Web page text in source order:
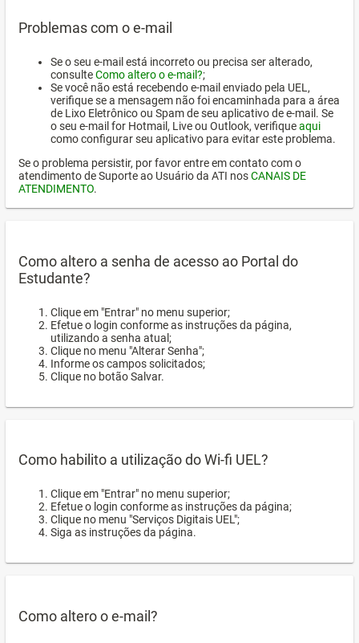
Problemas com o e-mail
Se o seu e-mail está incorreto ou precisa ser alterado,
consulteComo altero o e-mail?;
Se você não está recebendo e-mail enviado pela UEL,
verifique se a mensagem não foi encaminhada para a área
de Lixo Eletrônico ou Spam de seu aplicativo de e-mail. Se
o seu e-mail for Hotmail, Live ou Outlook, verifiqueaqui
como configurar seu aplicativo para evitar este problema.
Se o problema persistir, por favor entre em contato com o
atendimento de Suporte ao Usuário da ATI nosCANAIS DE
ATENDIMENTO.
Como altero a senha de acesso ao Portal do
Estudante?
Clique em "Entrar" no menu superior;
Efetue o login conforme as instruções da página,
utilizando a senha atual;
Clique no menu "Alterar Senha";
Informe os campos solicitados;
Clique no botão Salvar.
Como habilito a utilização do Wi-fi UEL?
Clique em "Entrar" no menu superior;
Efetue o login conforme as instruções da página;
Clique no menu "Serviços Digitais UEL";
Siga as instruções da página.
Como altero o e-mail?